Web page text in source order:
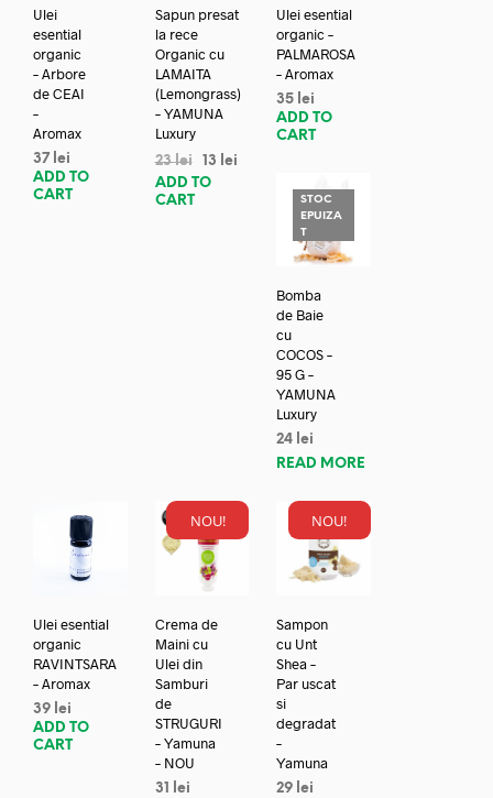
Ulei
esential
organic
– Arbore
de CEAI
–
Aromax
37 lei
ADD TO
CART
Sapun presat
la rece
Organic cu
LAMAITA
(Lemongrass)
– YAMUNA
Luxury
23lei 13
lei
ADD TO
CART
Ulei esential
organic –
PALMAROSA
– Aromax
35 lei
ADD TO
CART
STOC
EPUIZA
T
Bomba
de Baie
cu
COCOS –
95 G –
YAMUNA
Luxury
24 lei
READ MORE
Ulei esential
organic
RAVINTSARA
– Aromax
39 lei
ADD TO
CART
NOU!
Crema de
Maini cu
Ulei din
Samburi
de
STRUGURI
– Yamuna
– NOU
31
lei
NOU!
Sampon
cu Unt
Shea –
Par uscat
si
degradat
–
Yamuna
29 lei